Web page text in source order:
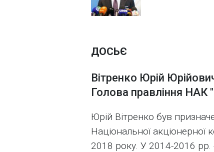
ДОСЬЄ
Вітренко Юрій
Голова правління НАК
Юрій Вітренко був
Національної акціонерної
2018 року. У 2014-2016 рр.